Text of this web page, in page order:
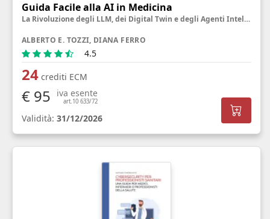
Guida Facile alla AI in Medicina
La Rivoluzione degli LLM, dei Digital Twin e degli Agenti Intelligenti
ALBERTO E. TOZZI, DIANA FERRO
4.5
24crediti ECM
€ 95 iva esente
art.10 633/72
Validità: 31/12/2026